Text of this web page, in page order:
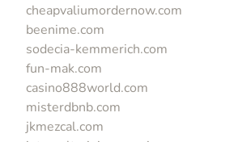
cheapvaliumordernow.com
beenime.com
sodecia-kemmerich.com
fun-mak.com
casino888world.com
misterdbnb.com
jkmezcal.com